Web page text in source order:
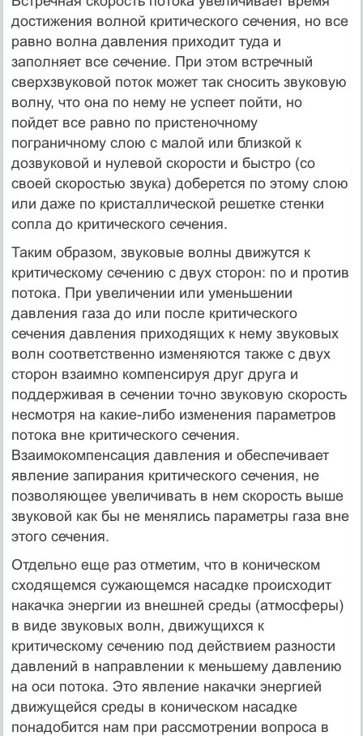
достижения волной критического сечения, но все
равно волна давле­ния приходит туда и
заполняет все сечение. При этом встречный
сверхзвуко­вой поток может так сносить звуковую
волну, что она по нему не успеет пой­ти, но
пойдет все равно по пристеночному
пограничному слою с малой или близкой к
дозвуковой и нулевой скорости и быстро (со
своей скоростью зву­ка) доберется по этому слою
или даже по кристаллической решетке стенки
сопла до критического сечения.
Таким образом, звуковые волны движутся к
критическому сечению с двух сторон: по и против
потока. При увеличении или уменьшении
давления газа до или после критического
сечения давления приходящих к нему звуко­вых
волн соответственно изменяются также с двух
сторон взаимно компен­сируя друг друга и
поддерживая в сечении точно звуковую скорость
несмот­ря на какие-либо изменения параметров
потока вне критического сечения.
Взаимокомпенсация давления и обеспечивает
явление запирания критиче­ского сечения, не
позволяющее увеличивать в нем скорость выше
звуковой как бы не менялись параметры газа вне
этого сечения.
Отдельно еще раз отметим, что в коническом
сходящемся сужающемся насадке происходит
накачка энергии из внешней среды (атмосферы)
в виде звуковых волн, движущихся к
критическому сечению под действием разно­сти
давлений в направлении к меньшему давлению
на оси потока. Это явле­ние накачки энергией
движущейся среды в коническом насадке
понадобится нам при рассмотрении вопроса в